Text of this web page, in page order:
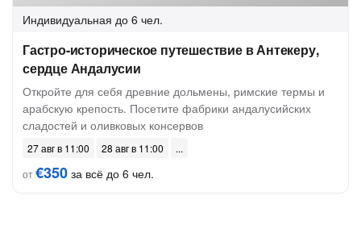
Индивидуальная до 6 чел.
Гастро-историческое путешествие в Антекеру,
сердце Андалусии
Откройте для себя древние дольмены, римские термы и
арабскую крепость. Посетите фабрики андалусийских
сладостей и оливковых консервов
27 авг в 11:00
28 авг в 11:00
от€350 за всё до 6 чел.